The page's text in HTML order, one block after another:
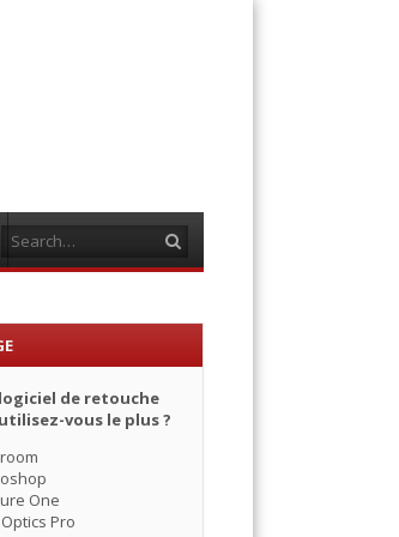
de retouche
vous le plus ?
One
Pro